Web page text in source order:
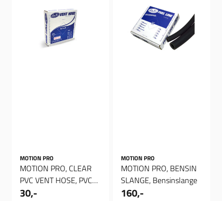
MOTION PRO
MOTION PRO, CLEAR
PVC VENT HOSE, PVC
SLANGE
30,-
MOTION PRO
MOTION PRO, BENSIN
SLANGE, Bensinslange
160,-